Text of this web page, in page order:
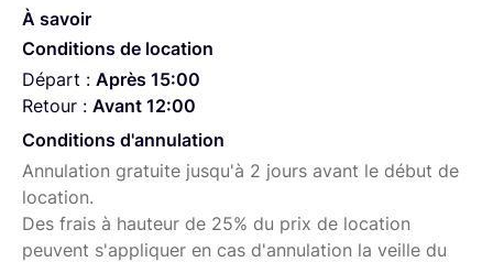
À savoir
Conditions de location
Départ : Après 15:00
Retour : Avant 12:00
Conditions d'annulation
Annulation gratuite jusqu'à 2 jours avant le début de
location.
Des frais à hauteur de 25% du prix de location
peuvent s'appliquer en cas d'annulation la veille du